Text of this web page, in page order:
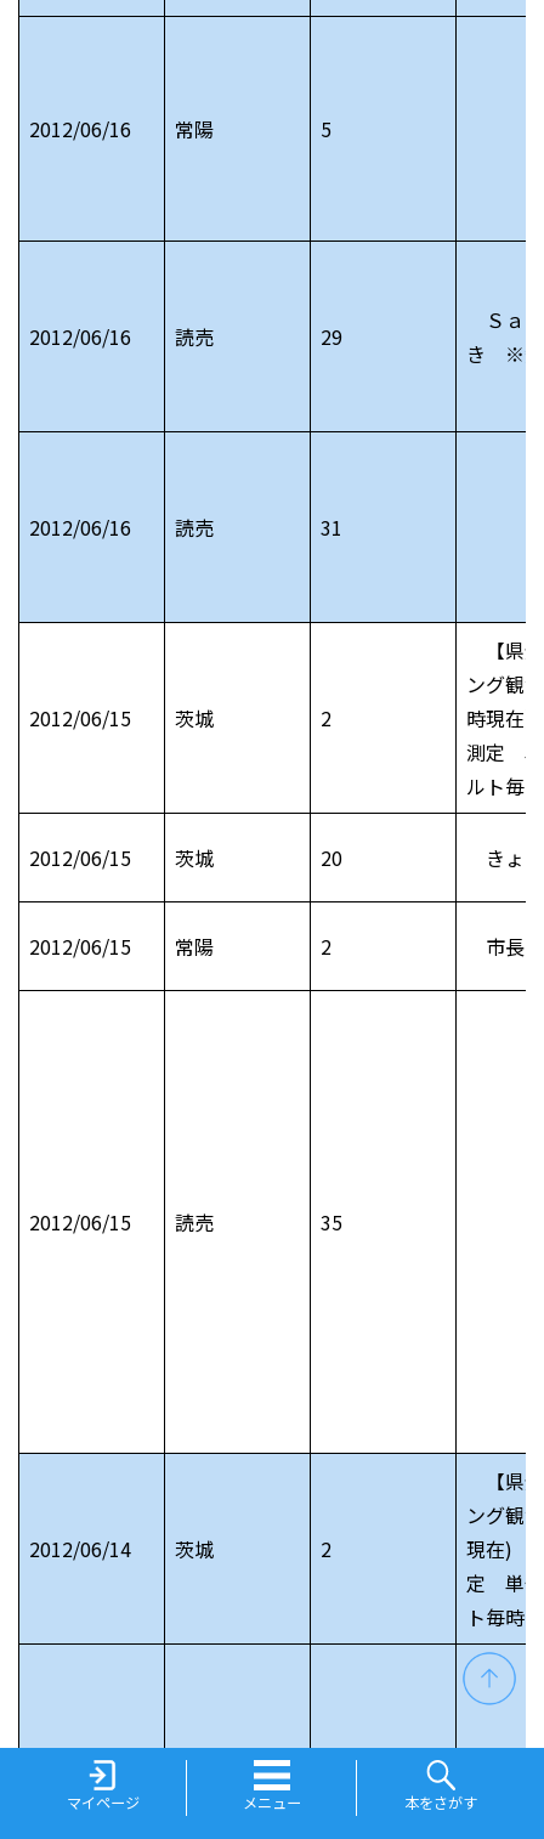
マイページ メニュー 本をさがす
2012/06/16 常陽 5
2012/06/16 読売 29
Ｓａ
き ※
2012/06/16 読売 31
2012/06/15 茨城 2
【県
ング観
時現在
測定 単
ルト毎時
2012/06/15 茨城 20 きょ
2012/06/15 常陽 2 市長
2012/06/15 読売 35
2012/06/14 茨城 2
【県
ング観
現在) ※
定 単位
ト毎時